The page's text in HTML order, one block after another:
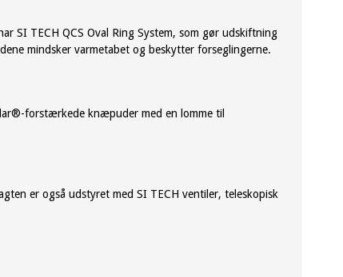
SI TECH QCS Oval Ring System, som gør udskiftning
mindsker varmetabet og beskytter forseglingerne.
forstærkede knæpuder med en lomme til
er også udstyret med SI TECH ventiler, teleskopisk